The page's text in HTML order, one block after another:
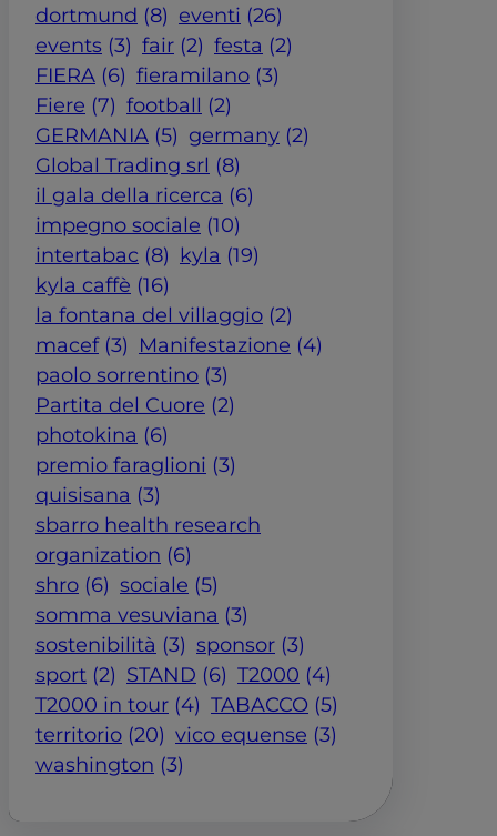
dortmund (8) eventi (26)
events (3) fair (2) festa (2)
FIERA (6) fieramilano (3)
Fiere (7) football (2)
GERMANIA (5) germany (2)
Global Trading srl (8)
il gala della ricerca (6)
impegno sociale (10)
intertabac (8) kyla (19)
kyla caffè (16)
la fontana del villaggio (2)
macef (3) Manifestazione (4)
paolo sorrentino (3)
Partita del Cuore (2)
photokina (6)
premio faraglioni (3)
quisisana (3)
sbarro health research
organization (6)
shro (6) sociale (5)
somma vesuviana (3)
sostenibilità (3) sponsor (3)
sport (2) STAND (6) T2000 (4)
T2000 in tour (4) TABACCO (5)
territorio (20) vico equense (3)
washington (3)